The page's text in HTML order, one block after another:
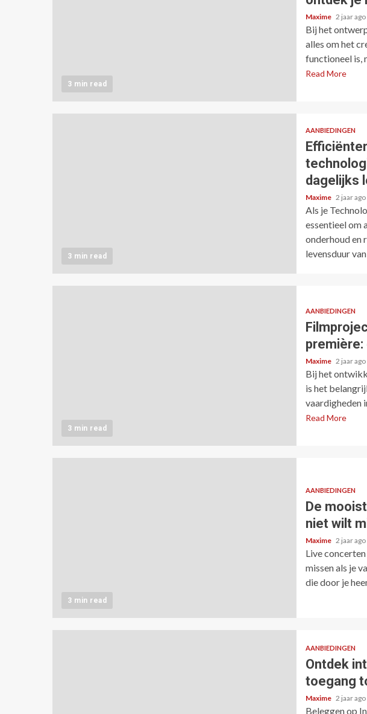
3 min read
Maxime 2 jaar ago
Bij het
alles om het
functioneel is,
Read More
3 min read
AANBIEDINGEN
dagelijks
Maxime 2 jaar ago
Als je
essentieel om
onderhoud en
levensduur
3 min read
AANBIEDINGEN
Maxime 2 jaar ago
Bij het
is het
vaardigheden
Read More
3 min read
AANBIEDINGEN
De
niet wilt
Maxime 2 jaar ago
Live
missen als je
die door je
AANBIEDINGEN
Ontdek
toegang
Maxime 2 jaar ago
Beleggen op